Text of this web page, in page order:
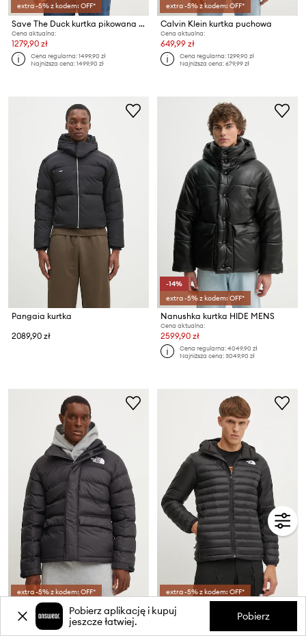
extra -5% z kodem: OFF*
Save The Duck kurtka pikowana męska EDGARD
Cena aktualna:
1279,90 zł
Cena regularna:1499,90 zł
Najniższa cena:1499,90 zł
extra -5% z kodem: OFF*
Calvin Klein kurtka puchowa
Cena aktualna:
649,99 zł
Cena regularna:1299,90 zł
Najniższa cena:679,99 zł
Pangaia kurtka
2089,90 zł
-14%
extra -5% z kodem: OFF*
Nanushka kurtka HIDE MENS
Cena aktualna:
2599,90 zł
Cena regularna:4049,90 zł
Najniższa cena:3049,90 zł
extra -5% z kodem: OFF*
The North Face kurtka Limbara
Cena aktualna:
729,99 zł
extra -5% z kodem: OFF*
Pobierz aplikację i kupuj
jeszcze łatwiej.
Pobierz